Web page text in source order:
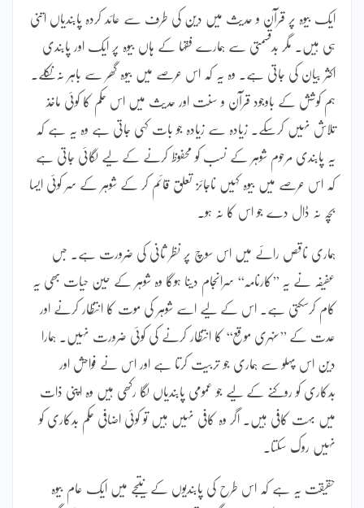
ایک بیوہ پر قرآن و حدیث میں دین کی طرف سے عائد کردہ پابندیاں اتنی
ہی ہیں۔ مگر بدقسمتی سے ہمارے فقہا کے ہاں بیوہ پر ایک اور پابندی
اکثر بیان کی جاتی ہے۔ وہ یہ کہ اس عرصے میں بیوہ گھر سے باہر نہ نکلے۔
ہم کوشش کے باوجود قرآن و سنت اور حدیث میں اس حکم کا کوئی ماخذ
تلاش نہیں کرسکے۔ زیادہ سے زیادہ جو بات کہی جاتی ہے وہ یہ ہے کہ
یہ پابندی مرحوم شوہر کے نسب کو محفوظ کرنے کے لیے لگائی جاتی ہے
کہ اس عرصے میں بیوہ کہیں ناجائز تعلق قائم کر کے شوہر کے سر کوئی ایسا
بچہ نہ ڈال دے جو اس کا نہ ہو۔
ہماری ناقص رائے میں اس سوچ پر نظر ثانی کی ضرورت ہے۔ جس
عفیفہ نے یہ ’’کارنامہ‘‘ سرانجام دینا ہوگا وہ شوہر کے حین حیات بھی یہ
کام کرسکتی ہے۔ اس کے لیے اسے شوہر کی موت کا انتظار کرنے اور
عدت کے ’’سنہری موقع‘‘ کا انتظار کرنے کی کوئی ضرورت نہیں۔ ہمارا
دین اس پہلو سے ہماری جو تربیت کرتا ہے اور اس نے فواحش اور
بدکاری کو روکنے کے لیے جو عمومی پابندیاں لگا رکھی ہیں وہ اپنی ذات
میں بہت کافی ہیں۔ اگر وہ کافی نہیں ہیں تو کوئی اضافی حکم بدکاری کو
نہیں روک سکتا۔
حقیقت یہ ہے کہ اس طرح کی پابندیوں کے نتیجے میں ایک عام بیوہ